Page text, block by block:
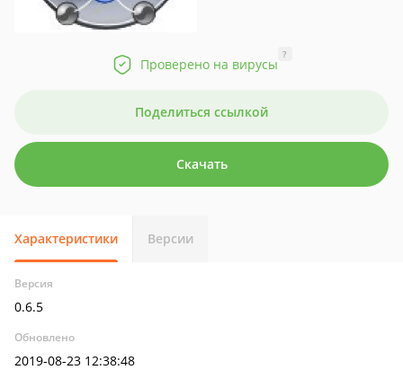
Проверено на вирусы
?
Поделиться ссылкой
Скачать
Характеристики Версии
Версия
0.6.5
Обновлено
2019-08-23 12:38:48